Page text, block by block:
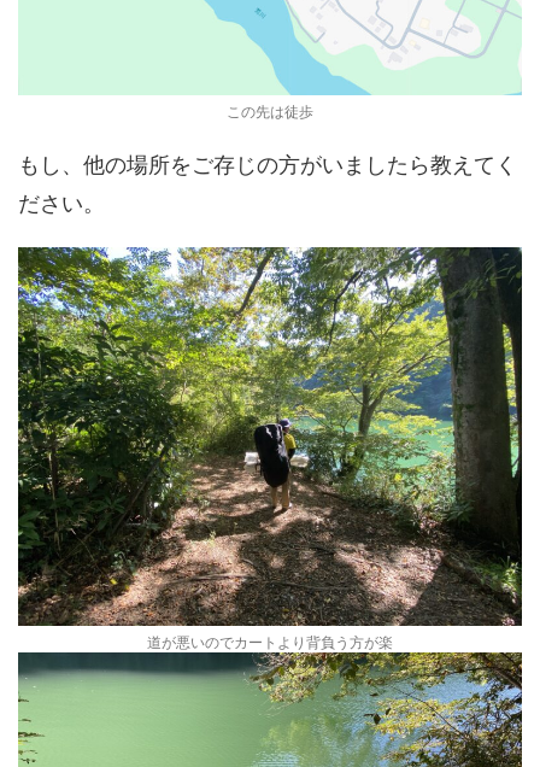
この先は徒歩
もし、他の場所をご存じの方がいましたら教えてく
ださい。
道が悪いのでカートより背負う方が楽